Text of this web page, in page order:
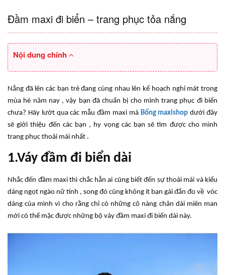
Đầm maxi đi biển – trang phục tỏa nắng
Nội dung chính
Nắng đã lên các bạn trẻ đang cùng nhau lên kế hoạch nghỉ mát trong
mùa hè năm nay , vậy bạn đã chuẩn bị cho mình trang phục đi biển
chưa? Hãy lướt qua các mẫu đầm maxi mà Bống maxishopdưới đây
sẽ giới thiệu đến các bạn , hy vọng các bạn sẽ tìm được cho mình
trang phục thoải mái nhất .
1.Váy đầm đi biển dài
Nhắc đến đầm maxi thì chắc hẳn ai cũng biết đến sự thoải mái và kiểu
dáng ngọt ngào nữ tính , song đó cũng không ít bạn gái đắn đo về vóc
dáng của mình vì cho rằng chỉ có những cô nàng chân dài miên man
mới có thể mặc được những bộ váy đầm maxi đi biển dài này.